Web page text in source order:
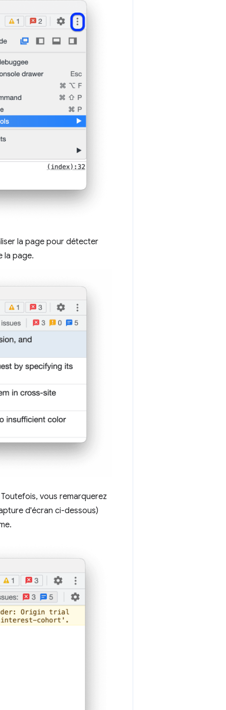
la page pour détecter
la page.
vous remarquerez
d'écran ci-dessous)